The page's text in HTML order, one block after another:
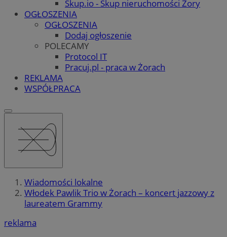
Skup.io - Skup nieruchomości Żory
OGŁOSZENIA
OGŁOSZENIA
Dodaj ogłoszenie
POLECAMY
Protocol IT
Pracuj.pl - praca w Żorach
REKLAMA
WSPÓŁPRACA
Wiadomości lokalne
Włodek Pawlik Trio w Żorach – koncert jazzowy z
laureatem Grammy
reklama